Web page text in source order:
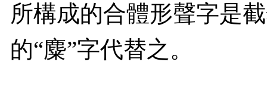
所構成的合體形聲字是
的“麋”字代替之。